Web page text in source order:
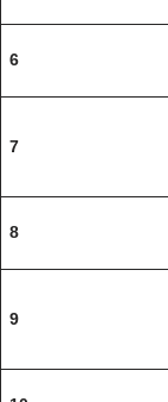
6
7
8
9